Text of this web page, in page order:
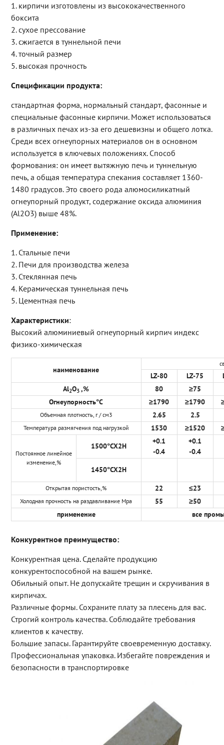
1. кирпичи изготовлены из высококачественного
боксита
2. сухое прессование
3. сжигается в туннельной печи
4. точный размер
5. высокая прочность
Спецификации продукта:
стандартная форма, нормальный стандарт, фасонные и
специальные фасонные кирпичи. Может использоваться
в различных печах из-за его дешевизны и общего лотка.
Среди всех огнеупорных материалов он в основном
используется в ключевых положениях. Способ
формования: он имеет вытяжную печь и туннельную
печь, а общая температура спекания составляет 1360-
1480 градусов. Это своего рода алюмосиликатный
огнеупорный продукт, содержание оксида алюминия
(Al2O3) выше 48%.
Применение:
1. Стальные печи
2. Печи для производства железа
3. Стеклянная печь
4. Керамическая туннельная печь
5. Цементная печь
Характеристики:
Высокий алюминиевый огнеупорный кирпич индекс
физико-химическая
наименование
LZ-80 LZ-75
Al2O3 ,% 80 ≥75
Огнеупорность°C ≥1790 ≥1790
Объемная плотность, г / см3 2.65 2.5
Температура размягчения под нагрузкой 1530 ≥1520
Постоянное линейное
изменение,%
1500°CX2H
+0.1
-0.4
+0.1
-0.4
1450°CX2H
Открытая пористость,% 22 ≤23
Холодная прочность на раздавливание Mpa 55 ≥50
применение
все
Конкурентное преимущество:
Конкурентная цена. Сделайте продукцию
конкурентоспособной на вашем рынке.
Обильный опыт. Не допускайте трещин и скручивания в
кирпичах.
Различные формы. Сохраните плату за плесень для вас.
Строгий контроль качества. Соблюдайте требования
клиентов к качеству.
Большие запасы. Гарантируйте своевременную доставку.
Профессиональная упаковка. Избегайте повреждения и
безопасности в транспортировке